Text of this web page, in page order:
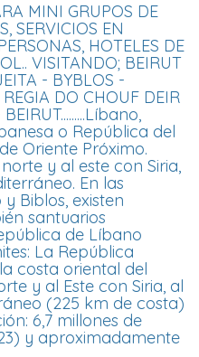
MINI GRUPOS DE
SERVICIOS EN
HOTELES DE
VISITANDO; BEIRUT
- BYBLOS -
DO CHOUF DEIR
o República del
Oriente Próximo.
y al este con Siria,
En las
Biblos, existen
santuarios
de Líbano
La República
costa oriental del
y al Este con Siria, al
(225 km de costa)
6,7 millones de
y aproximadamente